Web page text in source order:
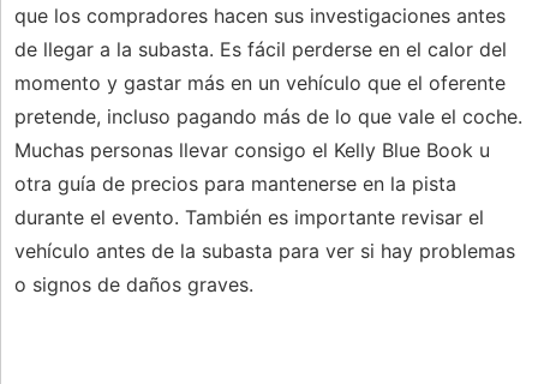
que los compradores hacen sus investigaciones antes
de llegar a la subasta. Es fácil perderse en el calor del
momento y gastar más en un vehículo que el oferente
pretende, incluso pagando más de lo que vale el coche.
Muchas personas llevar consigo el Kelly Blue Book u
otra guía de precios para mantenerse en la pista
durante el evento. También es importante revisar el
vehículo antes de la subasta para ver si hay problemas
o signos de daños graves.